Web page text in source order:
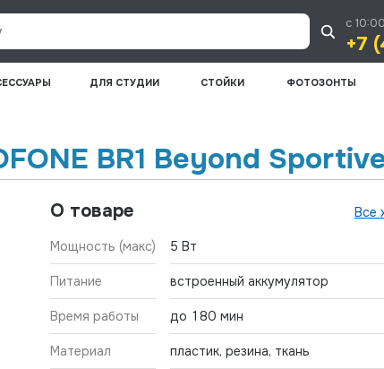
с
+7
ДЛЯ СТУДИИ СТОЙКИ ФОТОЗОНТЫ
BR1 Beyond
О товаре Все
Мощность (макс) 5 Вт
Питание встроенный аккумулятор
Время работы до 180 мин
Материал пластик, резина, ткань